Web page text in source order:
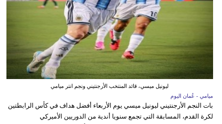
ليونيل ميسي، قائد المنتخب الأرجنتيني ونجم انتر ميامي
ميامي - عُمان اليوم
بات النجم الأرجنتيني ليونيل ميسي يوم الأربعاء أفضل هداف في كأس الرابطتين
لكرة القدم، المسابقة التي تجمع سنويا أندية من الدوريين الأميركي